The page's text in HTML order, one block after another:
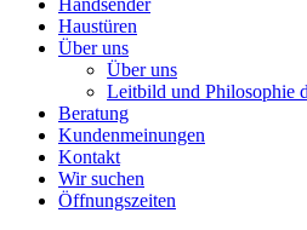
Handsender
Haustüren
Über uns
Über uns
Leitbild und Philosophie
Beratung
Kundenmeinungen
Kontakt
Wir suchen
Öffnungszeiten